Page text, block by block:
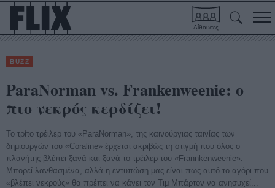
Αίθουσες
BUZZ
ParaΝorman vs. Frankenweenie: ο
πιο νεκρός κερδίζει!
To τρίτο τρέιλερ του «ParaΝorman», της καινούργιας ταινίας των
δημιουργών του «Coraline» έρχεται ακριβώς τη στιγμή που όλος ο
πλανήτης βλέπει ξανά και ξανά το τρέιλερ του «Frannkenweenie».
Μπορεί λανθασμένα, αλλά η εντυπώση μας είναι πως αυτό το αγόρι που
«βλέπει νεκρούς» θα πρέπει να κάνει τον Τιμ Μπάρτον να ανησυχεί...